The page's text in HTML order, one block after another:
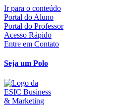
Ir para o conteúdo
Portal do Aluno
Portal do Professor
Acesso Rápido
Entre em Contato
Seja um Polo